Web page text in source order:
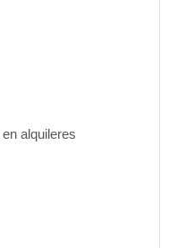
alquileres